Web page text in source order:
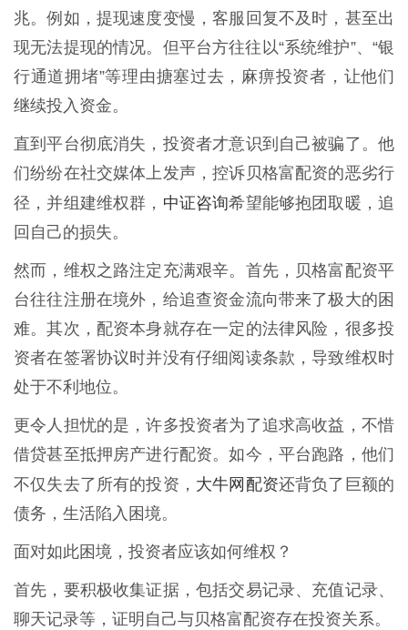
兆。例如，提现速度变慢，客服回复不及时，甚至出
现无法提现的情况。但平台方往往以“系统维护”、“银
行通道拥堵”等理由搪塞过去，麻痹投资者，让他们
继续投入资金。
直到平台彻底消失，投资者才意识到自己被骗了。他
们纷纷在社交媒体上发声，控诉贝格富配资的恶劣行
径，并组建维权群， 中证咨询希望能够抱团取暖，追
回自己的损失。
然而，维权之路注定充满艰辛。首先，贝格富配资平
台往往注册在境外，给追查资金流向带来了极大的困
难。其次，配资本身就存在一定的法律风险，很多投
资者在签署协议时并没有仔细阅读条款，导致维权时
处于不利地位。
更令人担忧的是，许多投资者为了追求高收益，不惜
借贷甚至抵押房产进行配资。如今，平台跑路，他们
不仅失去了所有的投资， 大牛网配资还背负了巨额的
债务，生活陷入困境。
面对如此困境，投资者应该如何维权？
首先，要积极收集证据，包括交易记录、充值记录、
聊天记录等，证明自己与贝格富配资存在投资关系。